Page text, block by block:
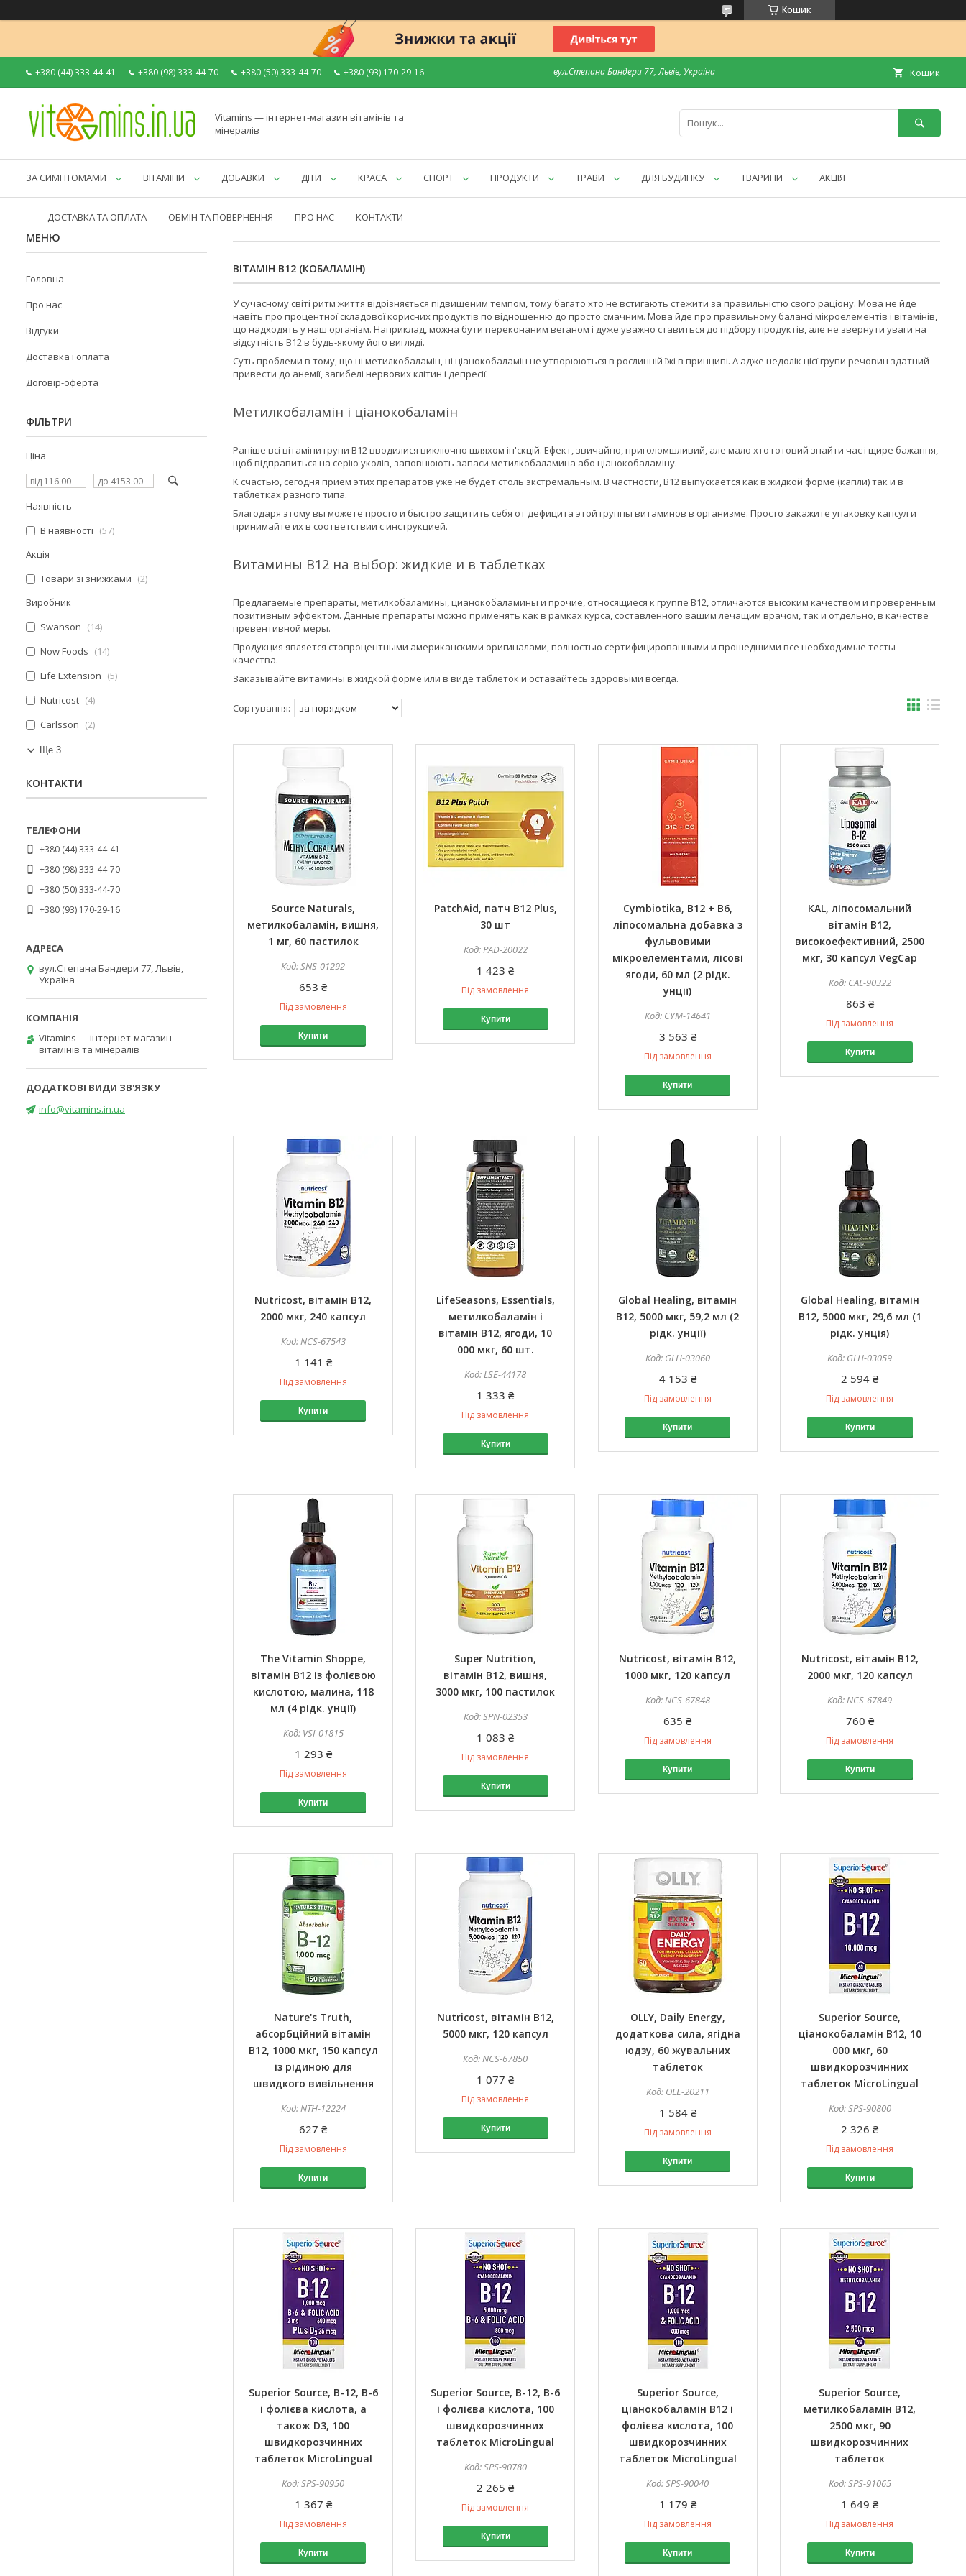
Кошик
+380 (44) 333-44-41 +380 (98) 333-44-70 +380 (50) 333-44-70 +380 (93) 170-29-16 вул.Степана Бандери 77, Львів, Україна Кошик
Vitamins — інтернет-магазин вітамінів та
мінералів
ЗА СИМПТОМАМИ ВІТАМІНИ ДОБАВКИ ДІТИ КРАСА СПОРТ ПРОДУКТИ ТРАВИ ДЛЯ БУДИНКУ ТВАРИНИ АКЦІЯ
ДОСТАВКА ТА ОПЛАТА ОБМІН ТА ПОВЕРНЕННЯ ПРО НАС КОНТАКТИ
ВІТАМІН B12 (КОБАЛАМІН)
У сучасному світі ритм життя відрізняється підвищеним темпом, тому багато хто не встигають стежити за правильністю свого раціону. Мова не йде
навіть про процентної складової корисних продуктів по відношенню до просто смачним. Мова йде про правильному балансі мікроелементів і вітамінів,
що надходять у наш організм. Наприклад, можна бути переконаним веганом і дуже уважно ставиться до підбору продуктів, але не звернути уваги на
відсутність В12 в будь-якому його вигляді.
Суть проблеми в тому, що ні метилкобаламін, ні ціанокобаламін не утворюються в рослинній їжі в принципі. А адже недолік цієї групи речовин здатний
привести до анемії, загибелі нервових клітин і депресії.
Метилкобаламін і ціанокобаламін
Раніше всі вітаміни групи В12 вводилися виключно шляхом ін'єкцій. Ефект, звичайно, приголомшливий, але мало хто готовий знайти час і щире бажання,
щоб відправиться на серію уколів, заповнюють запаси метилкобаламина або ціанокобаламіну.
К счастью, сегодня прием этих препаратов уже не будет столь экстремальным. В частности, В12 выпускается как в жидкой форме (капли) так и в
таблетках разного типа.
Благодаря этому вы можете просто и быстро защитить себя от дефицита этой группы витаминов в организме. Просто закажите упаковку капсул и
принимайте их в соответствии с инструкцией.
Витамины В12 на выбор: жидкие и в таблетках
Предлагаемые препараты, метилкобаламины, цианокобаламины и прочие, относящиеся к группе В12, отличаются высоким качеством и проверенным
позитивным эффектом. Данные препараты можно применять как в рамках курса, составленного вашим лечащим врачом, так и отдельно, в качестве
превентивной меры.
Продукция является стопроцентными американскими оригиналами, полностью сертифицированными и прошедшими все необходимые тесты
качества.
Заказывайте витамины в жидкой форме или в виде таблеток и оставайтесь здоровыми всегда.
Source Naturals,
метилкобаламін, вишня,
1 мг, 60 пастилок
SNS-01292
653 ₴
Під замовлення
Купити
PatchAid, патч B12 Plus,
30 шт
PAD-20022
1 423 ₴
Під замовлення
Купити
Cymbiotika, B12 + B6,
ліпосомальна добавка з
фульвовими
мікроелементами, лісові
ягоди, 60 мл (2 рідк.
унції)
CYM-14641
3 563 ₴
Під замовлення
Купити
KAL, ліпосомальний
вітамін B12,
високоефективний, 2500
мкг, 30 капсул VegCap
CAL-90322
863 ₴
Під замовлення
Купити
Nutricost, вітамін B12,
2000 мкг, 240 капсул
NCS-67543
1 141 ₴
Під замовлення
Купити
LifeSeasons, Essentials,
метилкобаламін і
вітамін B12, ягоди, 10
000 мкг, 60 шт.
LSE-44178
1 333 ₴
Під замовлення
Купити
Global Healing, вітамін
B12, 5000 мкг, 59,2 мл (2
рідк. унції)
GLH-03060
4 153 ₴
Під замовлення
Купити
Global Healing, вітамін
B12, 5000 мкг, 29,6 мл (1
рідк. унція)
GLH-03059
2 594 ₴
Під замовлення
Купити
The Vitamin Shoppe,
вітамін B12 із фолієвою
кислотою, малина, 118
мл (4 рідк. унції)
VSI-01815
1 293 ₴
Під замовлення
Купити
Super Nutrition,
вітамін B12, вишня,
3000 мкг, 100 пастилок
SPN-02353
1 083 ₴
Під замовлення
Купити
Nutricost, вітамін B12,
1000 мкг, 120 капсул
NCS-67848
635 ₴
Під замовлення
Купити
Nutricost, вітамін B12,
2000 мкг, 120 капсул
NCS-67849
760 ₴
Під замовлення
Купити
Nature's Truth,
абсорбційний вітамін
B12, 1000 мкг, 150 капсул
із рідиною для
швидкого вивільнення
NTH-12224
627 ₴
Під замовлення
Купити
Nutricost, вітамін B12,
5000 мкг, 120 капсул
NCS-67850
1 077 ₴
Під замовлення
Купити
OLLY, Daily Energy,
додаткова сила, ягідна
юдзу, 60 жувальних
таблеток
OLE-20211
1 584 ₴
Під замовлення
Купити
Superior Source,
ціанокобаламін B12, 10
000 мкг, 60
швидкорозчинних
таблеток MicroLingual
SPS-90800
2 326 ₴
Під замовлення
Купити
Superior Source, B-12, B-6
і фолієва кислота, а
також D3, 100
швидкорозчинних
таблеток MicroLingual
SPS-90950
1 367 ₴
Під замовлення
Купити
Superior Source, B-12, B-6
і фолієва кислота, 100
швидкорозчинних
таблеток MicroLingual
SPS-90780
2 265 ₴
Під замовлення
Купити
Superior Source,
ціанокобаламін B12 і
фолієва кислота, 100
швидкорозчинних
таблеток MicroLingual
SPS-90040
1 179 ₴
Під замовлення
Купити
Superior Source,
метилкобаламін B12,
2500 мкг, 90
швидкорозчинних
таблеток
SPS-91065
1 649 ₴
Під замовлення
Купити
Головна
Про нас
Відгуки
Доставка і оплата
Договір-оферта
ФІЛЬТРИ
Ціна
Наявність
В наявності
57
Акція
Товари зі знижками
2
Виробник
Swanson
14
Now Foods
14
Life Extension
5
Nutricost
4
Carlsson
2
Ще 3
КОНТАКТИ
+380 (44) 333-44-41
+380 (98) 333-44-70
+380 (50) 333-44-70
+380 (93) 170-29-16
вул.Степана Бандери 77, Львів,
Україна
Vitamins — інтернет-магазин
вітамінів та мінералів
info@vitamins.in.ua